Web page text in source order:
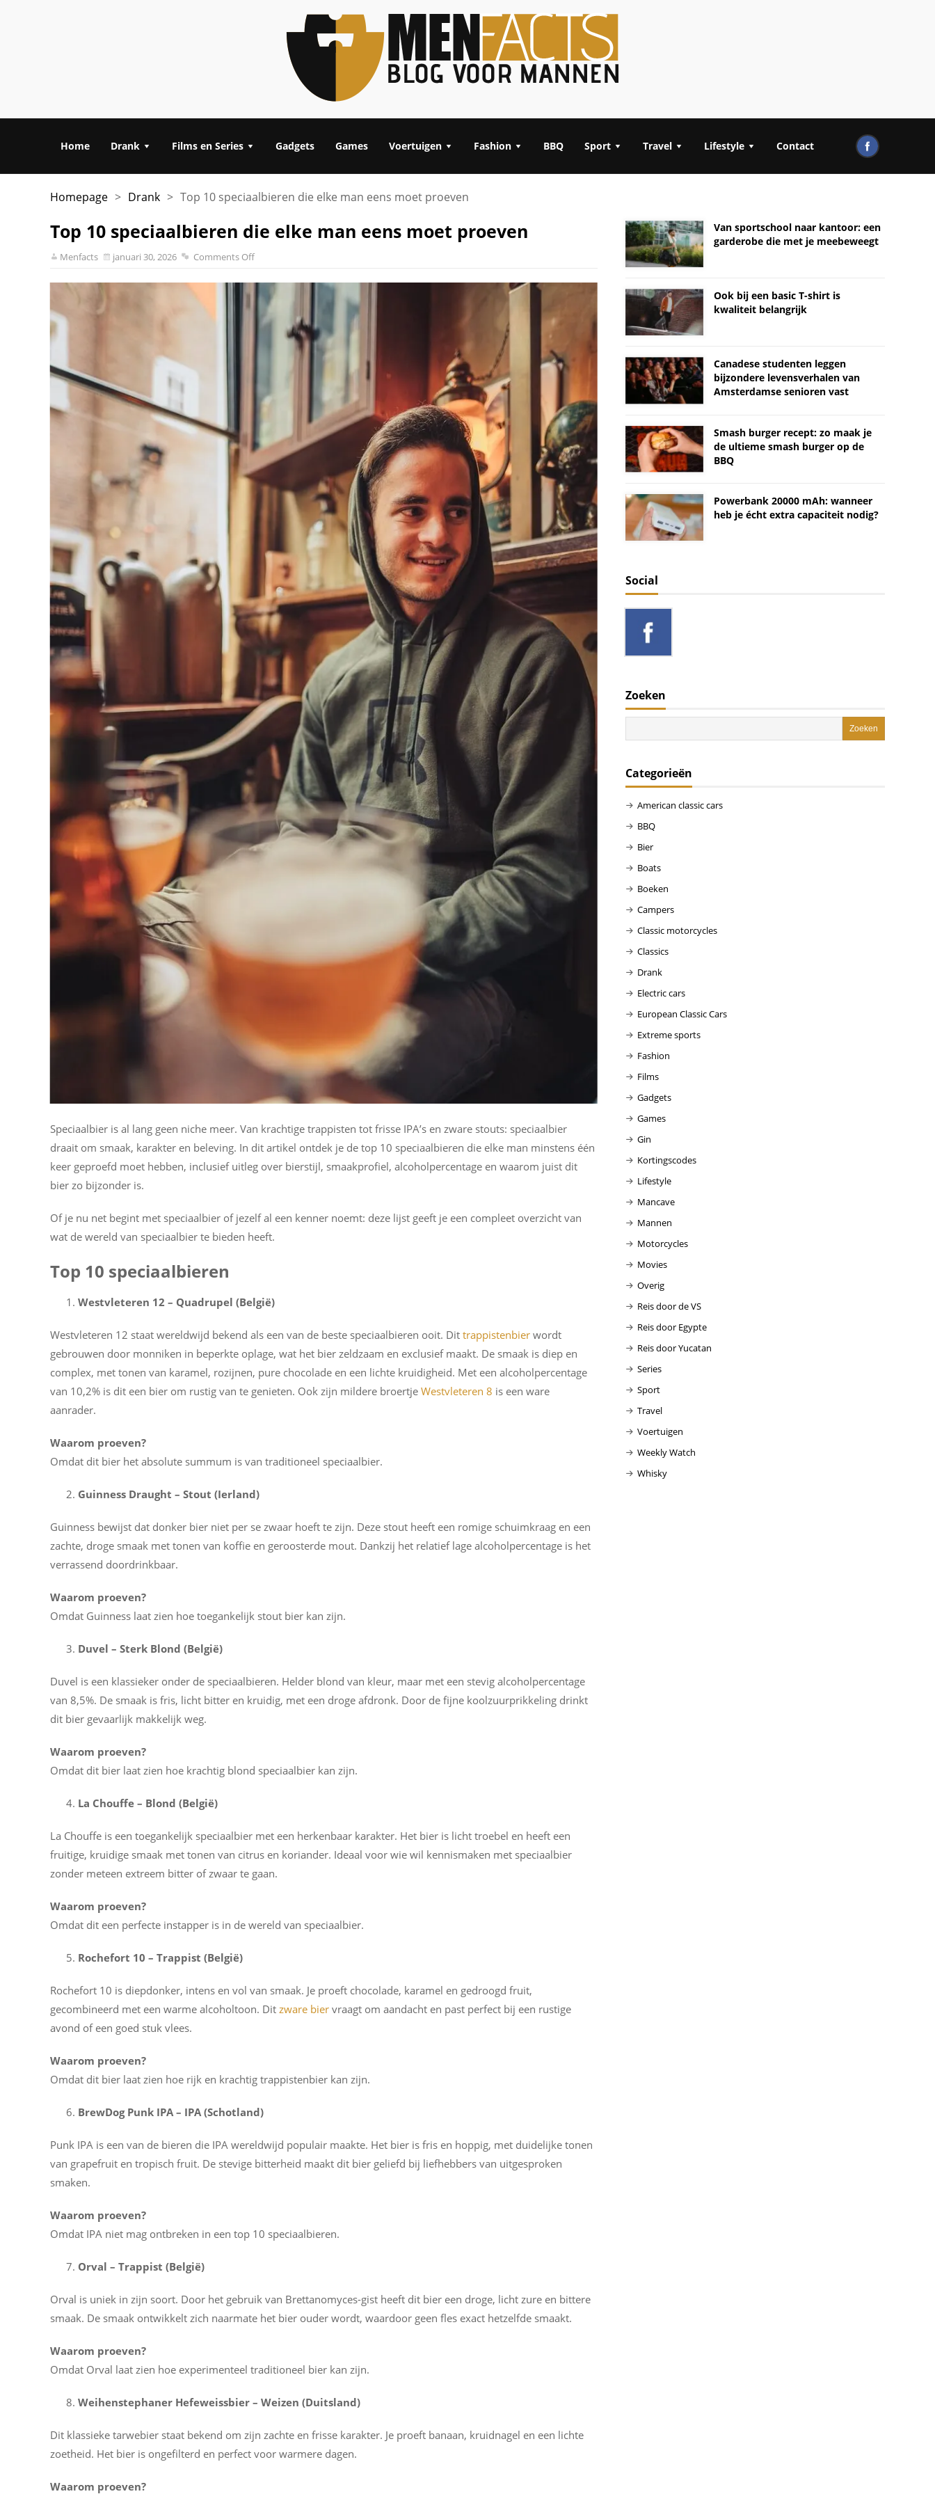
Home Drank Films en Series Gadgets Games Voertuigen Fashion BBQ Sport Travel Lifestyle Contact
Homepage > Drank > Top 10 speciaalbieren die elke man eens moet proeven
Top 10 speciaalbieren die elke man eens moet proeven
Menfacts januari 30, 2026 Comments Off
Speciaalbier is al lang geen niche meer. Van krachtige trappisten tot frisse IPA’s en zware stouts: speciaalbier
draait om smaak, karakter en beleving. In dit artikel ontdek je de top 10 speciaalbieren die elke man minstens één
keer geproefd moet hebben, inclusief uitleg over bierstijl, smaakprofiel, alcoholpercentage en waarom juist dit
bier zo bijzonder is.
Of je nu net begint met speciaalbier of jezelf al een kenner noemt: deze lijst geeft je een compleet overzicht van
wat de wereld van speciaalbier te bieden heeft.
Top 10 speciaalbieren
Westvleteren 12 – Quadrupel (België)
Westvleteren 12 staat wereldwijd bekend als een van de beste speciaalbieren ooit. Dit trappistenbier wordt
gebrouwen door monniken in beperkte oplage, wat het bier zeldzaam en exclusief maakt. De smaak is diep en
complex, met tonen van karamel, rozijnen, pure chocolade en een lichte kruidigheid. Met een alcoholpercentage
van 10,2% is dit een bier om rustig van te genieten. Ook zijn mildere broertje Westvleteren 8 is een ware
aanrader.
Waarom proeven?
Omdat dit bier het absolute summum is van traditioneel speciaalbier.
Guinness Draught – Stout (Ierland)
Guinness bewijst dat donker bier niet per se zwaar hoeft te zijn. Deze stout heeft een romige schuimkraag en een
zachte, droge smaak met tonen van koffie en geroosterde mout. Dankzij het relatief lage alcoholpercentage is het
verrassend doordrinkbaar.
Waarom proeven?
Omdat Guinness laat zien hoe toegankelijk stout bier kan zijn.
Duvel – Sterk Blond (België)
Duvel is een klassieker onder de speciaalbieren. Helder blond van kleur, maar met een stevig alcoholpercentage
van 8,5%. De smaak is fris, licht bitter en kruidig, met een droge afdronk. Door de fijne koolzuurprikkeling drinkt
dit bier gevaarlijk makkelijk weg.
Waarom proeven?
Omdat dit bier laat zien hoe krachtig blond speciaalbier kan zijn.
La Chouffe – Blond (België)
La Chouffe is een toegankelijk speciaalbier met een herkenbaar karakter. Het bier is licht troebel en heeft een
fruitige, kruidige smaak met tonen van citrus en koriander. Ideaal voor wie wil kennismaken met speciaalbier
zonder meteen extreem bitter of zwaar te gaan.
Waarom proeven?
Omdat dit een perfecte instapper is in de wereld van speciaalbier.
Rochefort 10 – Trappist (België)
Rochefort 10 is diepdonker, intens en vol van smaak. Je proeft chocolade, karamel en gedroogd fruit,
gecombineerd met een warme alcoholtoon. Dit zware bier vraagt om aandacht en past perfect bij een rustige
avond of een goed stuk vlees.
Waarom proeven?
Omdat dit bier laat zien hoe rijk en krachtig trappistenbier kan zijn.
BrewDog Punk IPA – IPA (Schotland)
Punk IPA is een van de bieren die IPA wereldwijd populair maakte. Het bier is fris en hoppig, met duidelijke tonen
van grapefruit en tropisch fruit. De stevige bitterheid maakt dit bier geliefd bij liefhebbers van uitgesproken
smaken.
Waarom proeven?
Omdat IPA niet mag ontbreken in een top 10 speciaalbieren.
Orval – Trappist (België)
Orval is uniek in zijn soort. Door het gebruik van Brettanomyces-gist heeft dit bier een droge, licht zure en bittere
smaak. De smaak ontwikkelt zich naarmate het bier ouder wordt, waardoor geen fles exact hetzelfde smaakt.
Waarom proeven?
Omdat Orval laat zien hoe experimenteel traditioneel bier kan zijn.
Weihenstephaner Hefeweissbier – Weizen (Duitsland)
Dit klassieke tarwebier staat bekend om zijn zachte en frisse karakter. Je proeft banaan, kruidnagel en een lichte
zoetheid. Het bier is ongefilterd en perfect voor warmere dagen.
Waarom proeven?
Van sportschool naar kantoor: een
garderobe die met je meebeweegt
Ook bij een basic T-shirt is
kwaliteit belangrijk
Canadese studenten leggen
bijzondere levensverhalen van
Amsterdamse senioren vast
Smash burger recept: zo maak je
de ultieme smash burger op de
BBQ
Powerbank 20000 mAh: wanneer
heb je écht extra capaciteit nodig?
Social
Zoeken
Categorieën
American classic cars
BBQ
Bier
Boats
Boeken
Campers
Classic motorcycles
Classics
Drank
Electric cars
European Classic Cars
Extreme sports
Fashion
Films
Gadgets
Games
Gin
Kortingscodes
Lifestyle
Mancave
Mannen
Motorcycles
Movies
Overig
Reis door de VS
Reis door Egypte
Reis door Yucatan
Series
Sport
Travel
Voertuigen
Weekly Watch
Whisky